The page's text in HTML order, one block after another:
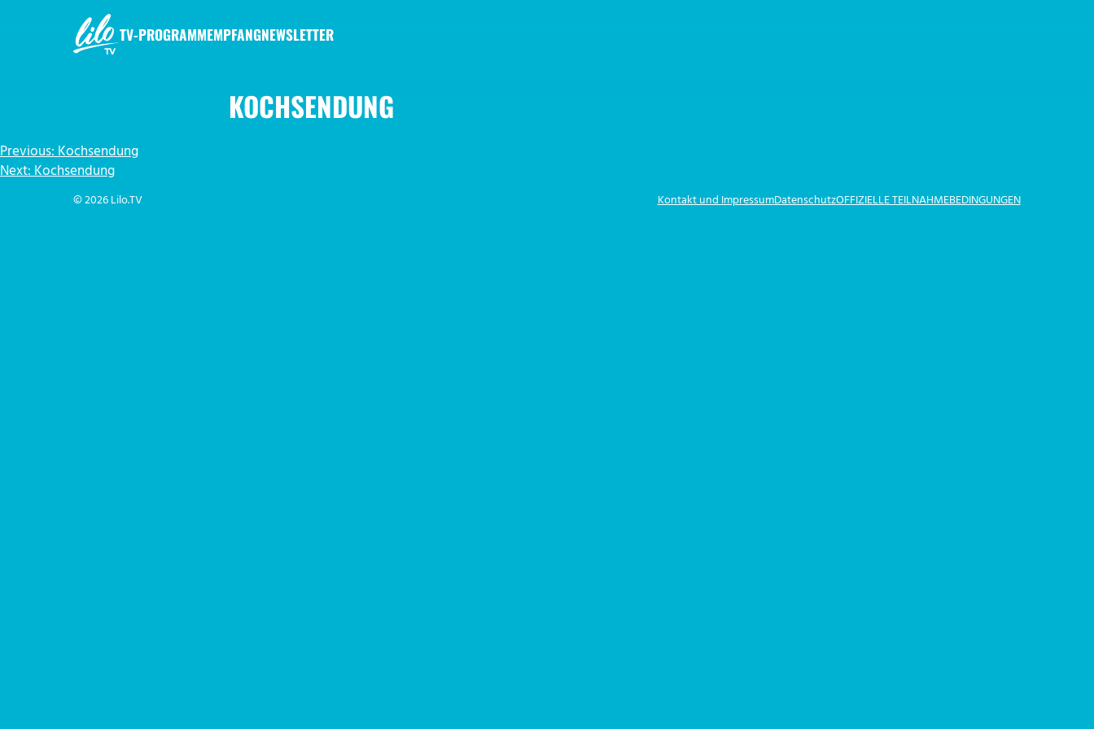
TV-PROGRAMMEMPFANGNEWSLETTER
KOCHSENDUNG
BEITRAGSNAVIGATION
Previous:Kochsendung
Next:Kochsendung
© 2026 Lilo.TV Kontakt und ImpressumDatenschutzOFFIZIELLE TEILNAHMEBEDINGUNGEN